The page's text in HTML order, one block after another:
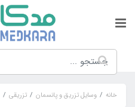
خانه وسایل تزریق و پانسمان تزریقی